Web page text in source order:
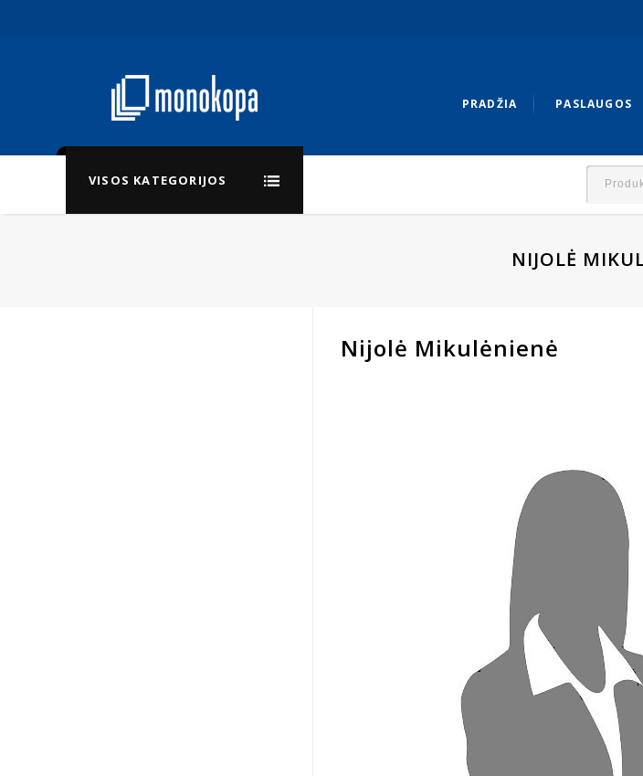
PRADŽIA PASLAUGOS
VISOS KATEGORIJOS
NIJOLĖ
Nijolė Mikulėnienė